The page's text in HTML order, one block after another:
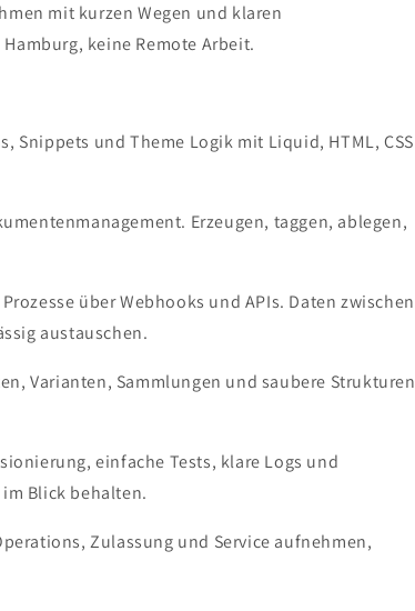
mit kurzen Wegen und klaren
keine Remote Arbeit.
Snippets und Theme Logik mit Liquid, HTML, CSS
Erzeugen, taggen, ablegen,
über Webhooks und APIs. Daten zwischen
austauschen.
Varianten, Sammlungen und saubere Strukturen
einfache Tests, klare Logs und
Blick behalten.
Zulassung und Service aufnehmen,